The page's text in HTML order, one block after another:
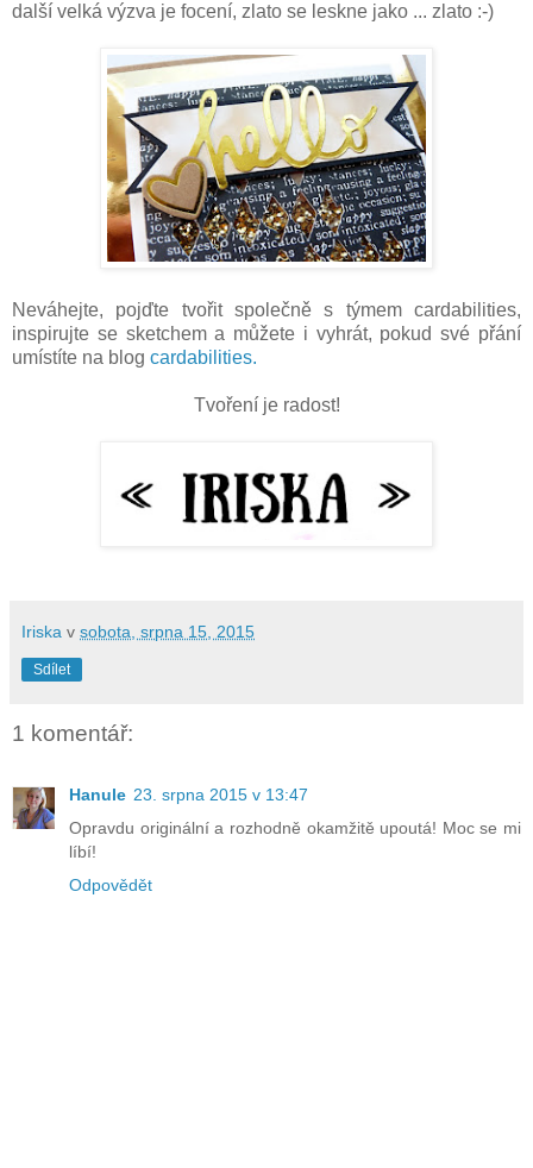
další velká výzva je focení, zlato se leskne jako ... zlato :-)
Neváhejte, pojďte tvořit společně s týmem cardabilities,
inspirujte se sketchem a můžete i vyhrát, pokud své přání
umístíte na blog cardabilities.
Tvoření je radost!
Iriska v sobota, srpna 15, 2015
Sdílet
1 komentář:
Hanule 23. srpna 2015 v 13:47
Opravdu originální a rozhodně okamžitě upoutá! Moc se mi
líbí!
Odpovědět